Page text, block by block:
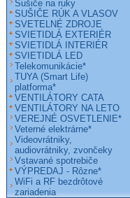
Sušiče na ruky
SUŠIČE RÚK A VLASOV
SVETELNÉ ZDROJE
SVIETIDLÁ EXTERIÉR
SVIETIDLÁ INTERIÉR
SVIETIDLÁ LED
Telekomunikácie*
TUYA (Smart Life)
platforma*
VENTILÁTORY CATA
VENTILÁTORY NA LETO
VEREJNÉ OSVETLENIE*
Veterné elektrárne*
Videovrátniky,
audiovrátniky, zvončeky
Vstavané spotrebiče
VÝPREDAJ - Rôzne*
WiFi a RF bezdrôtové
zariadenia